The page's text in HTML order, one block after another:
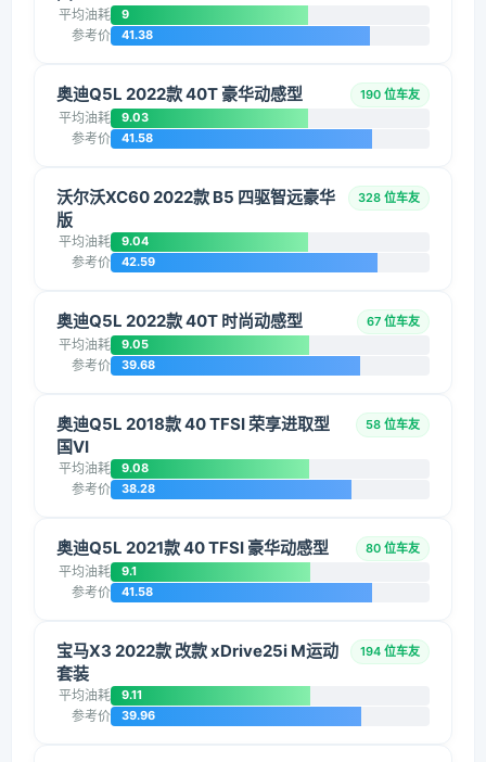
平均油耗 9
参考价 41.38
奥迪Q5L 2022款 40T 豪华动感型 190 位车友
平均油耗 9.03
参考价 41.58
沃尔沃XC60 2022款 B5 四驱智远豪华
版
328 位车友
平均油耗 9.04
参考价 42.59
奥迪Q5L 2022款 40T 时尚动感型 67 位车友
平均油耗 9.05
参考价 39.68
奥迪Q5L 2018款 40 TFSI 荣享进取型
国VI
58 位车友
平均油耗 9.08
参考价 38.28
奥迪Q5L 2021款 40 TFSI 豪华动感型 80 位车友
平均油耗 9.1
参考价 41.58
宝马X3 2022款 改款 xDrive25i M运动
套装
194 位车友
平均油耗 9.11
参考价 39.96